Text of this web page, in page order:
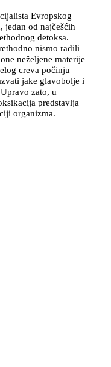
Evropskog
jedan od najčešćih
detoksa.
nismo radili
neželjene materije
creva počinju
jake glavobolje i
zato, u
predstavlja
organizma.